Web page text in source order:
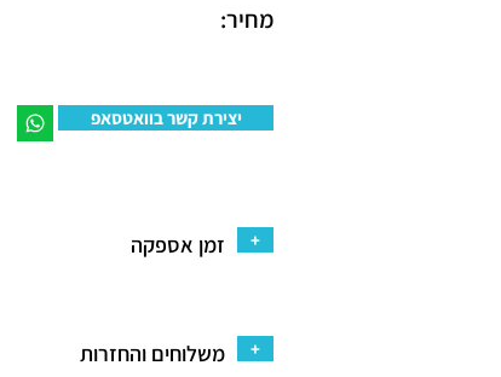
מחיר:
יצירת קשר בוואטסאפ
זמן אספקה +
משלוחים והחזרות +